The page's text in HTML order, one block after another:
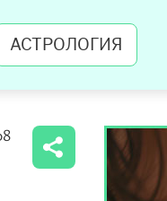
АСТРОЛОГИЯ